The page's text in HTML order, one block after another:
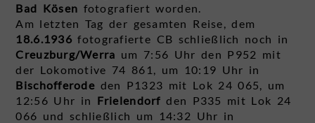
Bad Kösen fotografiert worden.
Am letzten Tag der gesamten Reise, dem
18.6.1936 fotografierte CB schließlich noch in
Creuzburg/Werra um 7:56 Uhr den P952 mit
der Lokomotive 74 861, um 10:19 Uhr in
Bischofferode den P1323 mit Lok 24 065, um
12:56 Uhr in Frielendorf den P335 mit Lok 24
066 und schließlich um 14:32 Uhr in